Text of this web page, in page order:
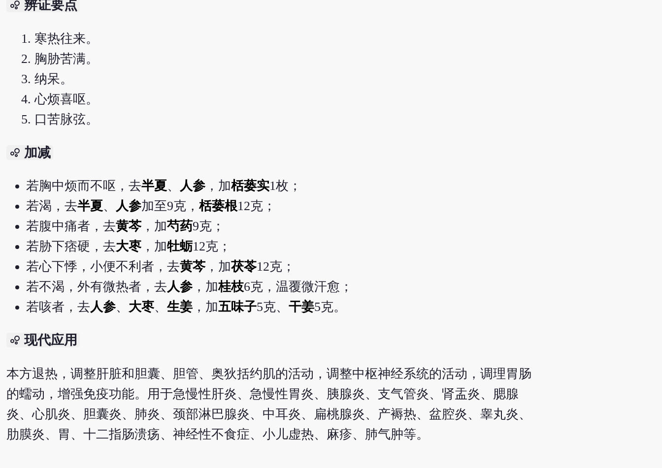
bubble_chart 辨证要点
寒热往来。
胸胁苦满。
纳呆。
心烦喜呕。
口苦脉弦。
bubble_chart 加减
若胸中烦而不呕，去半夏、 人参，加栝蒌实1枚；
若渴，去半夏、 人参加至9克， 栝蒌根12克；
若腹中痛者，去黄芩，加芍药9克；
若胁下痞硬，去大枣，加牡蛎12克；
若心下悸，小便不利者，去黄芩，加茯苓12克；
若不渴，外有微热者，去人参，加桂枝6克，温覆微汗愈；
若咳者，去人参、 大枣、 生姜，加五味子5克、 干姜5克。
bubble_chart 现代应用
本方退热，调整肝脏和胆囊、胆管、奥狄括约肌的活动，调整中枢神经系统的活动，调理胃肠
的蠕动，增强免疫功能。用于急慢性肝炎、急慢性胃炎、胰腺炎、支气管炎、肾盂炎、腮腺
炎、心肌炎、胆囊炎、肺炎、颈部淋巴腺炎、中耳炎、扁桃腺炎、产褥热、盆腔炎、睾丸炎、
肋膜炎、胃、十二指肠溃疡、神经性不食症、小儿虚热、麻疹、肺气肿等。